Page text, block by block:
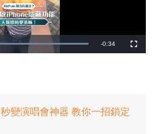
載
入
0
%
剩
-0:34
全
螢
變演唱會神器 教你一招鎖定